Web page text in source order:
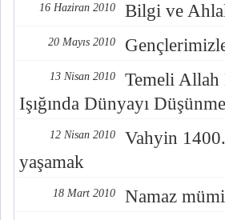
16 Haziran 2010 Bilgi ve
20 Mayıs 2010
13 Nisan 2010
Temeli
Işığında Dünyayı
12 Nisan 2010
Vahyin
yaşamak
18 Mart 2010 Namaz